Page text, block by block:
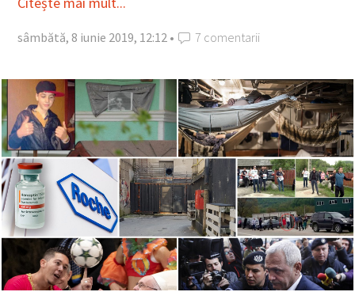
sâmbătă, 8 iunie 2019, 12:12 • 7 comentarii